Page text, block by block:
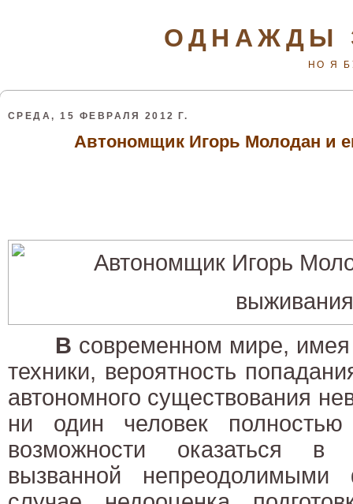
ОДНАЖДЫ
НО Я
СРЕДА, 15 ФЕВРАЛЯ 2012 Г.
Автономщик Игорь Молодан и
В современном мире,
техники, вероятность
автономного существования
ни один человек
возможности оказаться в
вызванной